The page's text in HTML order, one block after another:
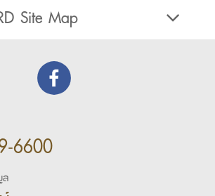
Site Map
6600
ล